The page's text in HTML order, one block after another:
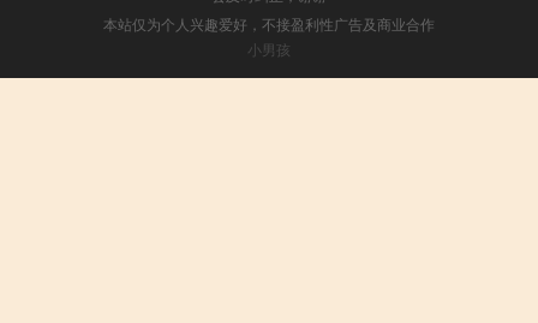
本站仅为个人兴趣爱好，不接盈利性广告及商业合作
小男孩